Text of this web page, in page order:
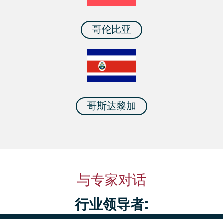
哥伦比亚
哥斯达黎加
与专家对话
行业领导者: